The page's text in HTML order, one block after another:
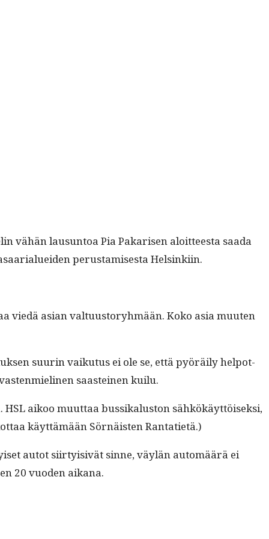
vähän lausun­toa Pia Pakarisen aloit­teesta saa­da
perus­tamis­es­ta Helsinkiin.
viedä asian val­tu­us­to­ryh­mään. Koko asia muuten
suurin vaiku­tus ei ole se, että pyöräi­ly helpot­
saasteinen kuilu.
aikoo muut­taa bus­sikalus­ton sähkökäyt­töisek­si,
käyt­tämään Sörnäis­ten Rantatietä.)
autot siir­ty­i­sivät sinne, väylän automäärä ei
20 vuo­den aikana.